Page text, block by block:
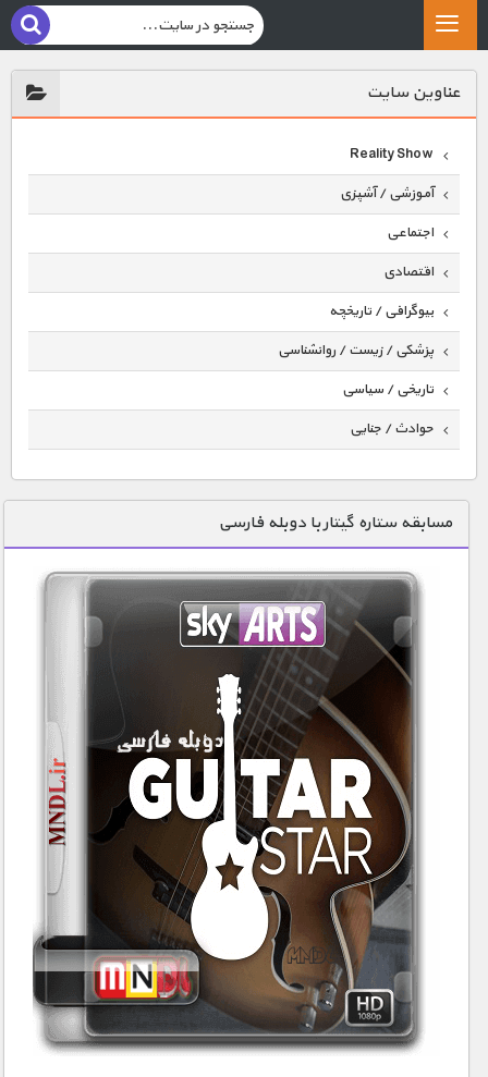
عناوين سايت
Reality Show
آموزشی / آشپزی
اجتماعی
اقتصادی
بیوگرافی / تاریخچه
پزشکی / زیست / روانشناسی
تاریخی / سیاسی
حوادث / جنایی
دنیای خوراکی ها
زمین شناسی / محیط زیست
سازه/ معماری/ مهندسی
سرگرمی
شناخت کودکان
طبیعت
علم و فناوری
فرهنگ / هنر
کیهان / نجوم
گردشگری
ماورایی
مسابقات / ورزشی
مستند های اختصاصی
مسابقه ستاره گیتار با دوبله فارسی